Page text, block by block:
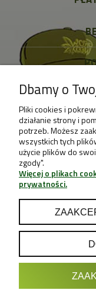
Dbamy o
Pliki cookies i
działanie strony i
potrzeb. Możesz
wszystkich tych
użycie plików do
zgody".
Więcej o plikach
prywatności.